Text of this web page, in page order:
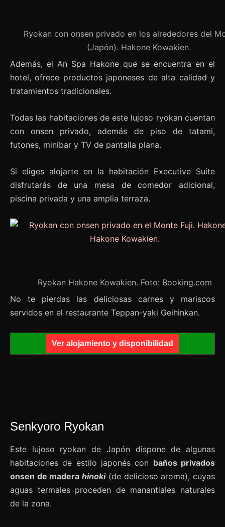
Ryokan con onsen privado en los alrededores del
(Japón). Hakone Kowakien.
Además, el An Spa Hakone que se encuentra en el
hotel, ofrece productos japoneses de alta calidad y
tratamientos tradicionales.
Todas las habitaciones de este lujoso ryokan cuentan
con onsen privado, además de piso de tatami,
futones, minibar y TV de pantalla plana.
Si eliges alojarte en la habitación Executive Suite
disfrutarás de una mesa de comedor adicional,
piscina privada y una amplia terraza.
Ryokan Hakone Kowakien. Foto: Booking.com
No te pierdas las deliciosas carnes y mariscos
servidos en el restaurante Teppan-yaki Geihinkan.
Ver alojamiento y disponibilidad
Senkyoro Ryokan
Este lujoso ryokan de Japón dispone de algunas
habitaciones de estilo japonés con baños privados
onsen de maderahinoki(de delicioso aroma), cuyas
aguas termales proceden de manantiales naturales
de la zona.